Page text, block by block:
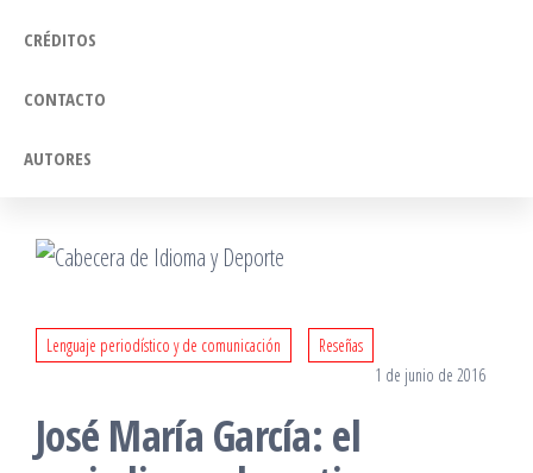
CRÉDITOS
CONTACTO
AUTORES
Lenguaje periodístico y de comunicación
Reseñas
1 de junio de 2016
José María García: el